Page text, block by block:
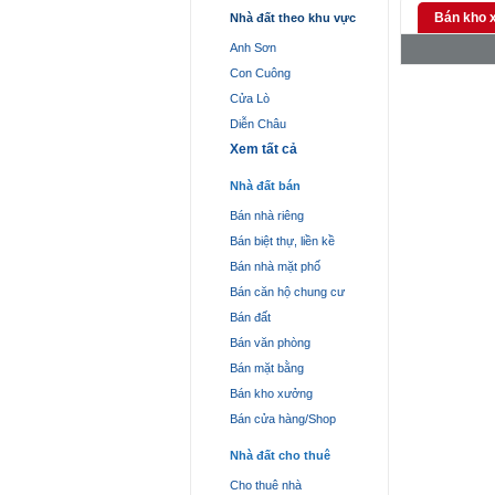
Nhà đất theo khu vực
Anh Sơn
Con Cuông
Cửa Lò
Diễn Châu
Xem tất cả
Nhà đất bán
Bán nhà riêng
Bán biệt thự, liền kề
Bán nhà mặt phố
Bán căn hộ chung cư
Bán đất
Bán văn phòng
Bán mặt bằng
Bán kho xưởng
Bán cửa hàng/Shop
Nhà đất cho thuê
Cho thuê nhà
Bán kho